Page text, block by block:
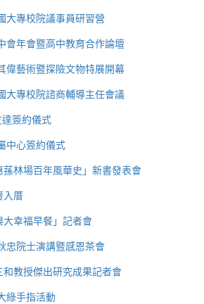
大專校院議事員研習營
會年會暨高中教育合作論壇
偉藝術暨探險文物特展開幕
大專校院諮商輔導主任會議
簽約儀式
中心簽約儀式
林場百年風華史」新書發表會
入厝
幸福早餐」記者會
忠院士演講暨感恩茶會
教授傑出研究成果記者會
綠手指活動